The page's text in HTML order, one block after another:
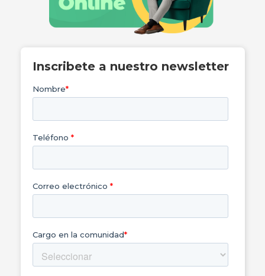
Inscribete a nuestro newsletter